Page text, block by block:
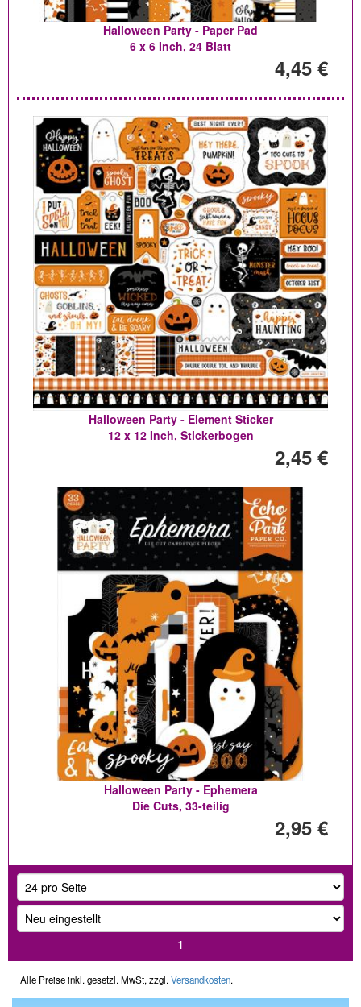
Halloween Party - Paper Pad
6 x 6 Inch, 24 Blatt
4,45 €
Halloween Party - Element Sticker
12 x 12 Inch, Stickerbogen
2,45 €
Halloween Party - Ephemera
Die Cuts, 33-teilig
2,95 €
1
Alle Preise inkl. gesetzl. MwSt, zzgl. Versandkosten.